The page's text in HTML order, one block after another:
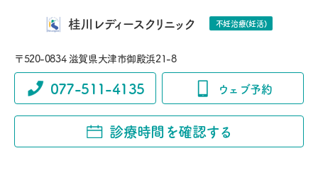
桂川レディースクリニック 不妊治療(妊活)
〒520-0834 滋賀県大津市御殿浜21-8
077-511-4135 ウェブ予約
診療時間を確認する